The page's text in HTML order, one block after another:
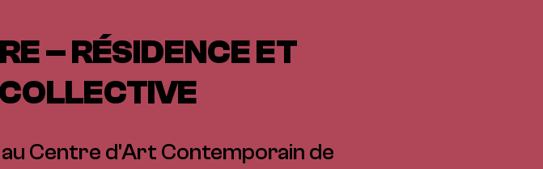
– RÉSIDENCE ET
Centre d'Art Contemporain de